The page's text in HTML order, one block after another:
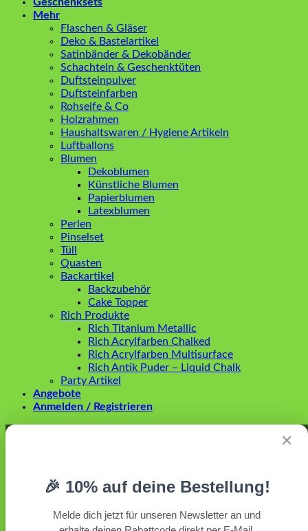
Geschenksets
Mehr
Flaschen & Gläser
Deko & Bastelartikel
Satinbänder & Dekobänder
Schachteln & Geschenktüten
Duftsteinpulver
Duftsteinfarben
Rohseife & Co
Holzrahmen
Haushaltswaren / Hygiene Artikeln
Luftballons
Blumen
Dekoblumen
Künstliche Blumen
Papierblumen
Latexblumen
Perlen
Pinselset
Tüll
Quasten
Backartikel
Backzubehör
Cake Topper
Rich Produkte
Rich Titanium Metallic
Rich Acrylfarben Chalked
Rich Acrylfarben Multisurface
Rich Antik Puder – Liquid Chalk
Party Artikel
Angebote
Anmelden / Registrieren
✕
🎉 10% auf deine Bestellung!
Melde dich jetzt für unseren Newsletter an und
Anmelden